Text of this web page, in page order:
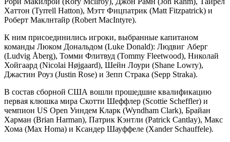
Хаттон (Tyrrell Hatton), Мэтт Фицпатрик (Matt Fitzpatrick) и
Роберт Маклнтайр (Robert MacIntyre).
К ним присоединились игроки, выбранные капитаном
команды Люком Дональдом (Luke Donald): Людвиг Аберг
(Ludvig Åberg), Томми Флитвуд (Tommy Fleetwood), Николай
Хойгаард (Nicolai Højgaard), Шейн Лоури (Shane Lowry),
Джастин Роуз (Justin Rose) и Зепп Страка (Sepp Straka).
В состав сборной США вошли прошедшие квалификацию
первая клюшка мира Скотти Шеффлер (Scottie Scheffler) и
чемпион US Open Уиндем Кларк (Wyndham Clark), Брайан
Харман (Brian Harman), Патрик Кэнтли (Patrick Cantlay), Макс
Хома (Max Homa) и Ксандер Шауффеле (Xander Schauffele).